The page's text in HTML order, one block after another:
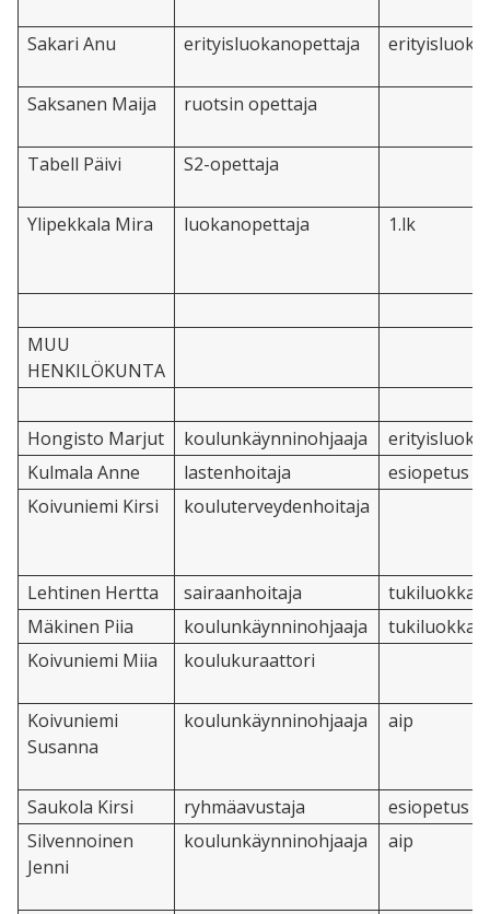
Sakari Anu erityisluokanopettaja
Saksanen Maija ruotsin opettaja
Tabell Päivi S2-opettaja
Ylipekkala Mira luokanopettaja 1.lk
MUU
HENKILÖKUNTA
Hongisto Marjut koulunkäynninohjaaja
Kulmala Anne
lastenhoitaja
esiopetus
Koivuniemi Kirsi
kouluterveydenhoitaja
Lehtinen Hertta sairaanhoitaja
tukiluokka
Mäkinen Piia
koulunkäynninohjaaja
tukiluokka
Koivuniemi Miia
koulukuraattori
Koivuniemi
Susanna
koulunkäynninohjaaja aip
Saukola Kirsi ryhmäavustaja
esiopetus
Silvennoinen
Jenni
koulunkäynninohjaaja aip